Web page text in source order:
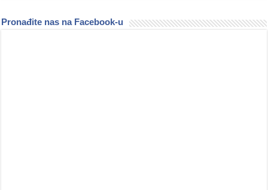
Pronađite nas na Facebook-u